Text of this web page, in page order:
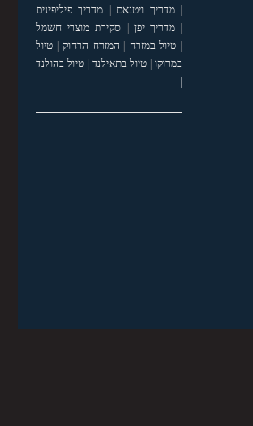
|מדריך ויטנאם
מדריך פיליפינים
|מדריך יפן
סקירת מוצרי חשמל
טיול במזרח המזרח הרחוק| טיול
במרוקו| טיול בתאילנד| טיול בהולנד